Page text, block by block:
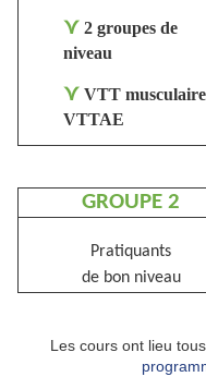
⋎ 2 groupes de
niveau
⋎ VTT
VTTAE
GROUPE 2
Pratiquants
de bon niveau
Les cours ont lieu